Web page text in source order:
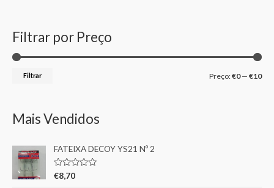
Filtrar por Preço
Filtrar Preço:€0— €10
Mais Vendidos
FATEIXA DECOY YS21 Nº 2
A
€8,70